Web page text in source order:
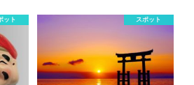
ット スポット